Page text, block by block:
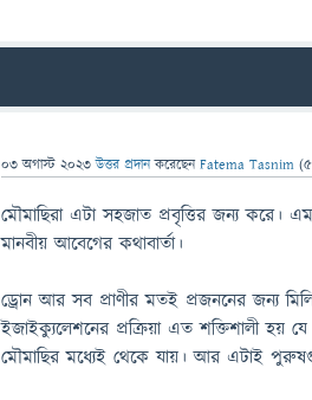
03 অগাস্ট 2023 উত্তর প্রদান করেছেনFatema Tasnim (
মৌমাছিরা এটা সহজাত প্রবৃত্তির জন্য করে।
মানবীয় আবেগের কথাবার্তা।
ড্রোন আর সব প্রাণীর মতই প্রজননের জন্য
ইজাইক্যুলেশনের প্রক্রিয়া এত শক্তিশালী হয়
মৌমাছির মধ্যেই থেকে যায়। আর এটাই